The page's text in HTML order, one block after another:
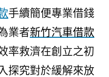
手續簡便專業借錢
業者新竹汽車借款
率救濟在創立之初
探究對於緩解來放